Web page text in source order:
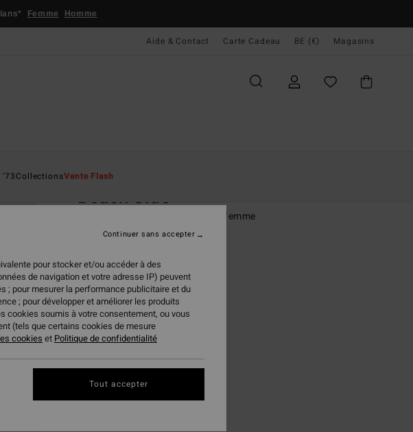
Femme Homme
Aide & Contact Carte Cadeau BE (€) Magasins
'73CollectionsVente Flash
Beach Side
Chemise manches courtes Bleu Femme
(1 Avis)
59,95 €
55%
26,98 €
BONS PLANS
VENTE FLASH 25% EXTRA
pour stocker et/ou accéder à des
de navigation et votre adresse IP) peuvent
; pour mesurer la performance publicitaire et du
; pour développer et améliorer les produits
cookies soumis à votre consentement, ou vous
(tels que certains cookies de mesure
cookies et Politique de confidentialité
Continuer sans accepter
Tout accepter